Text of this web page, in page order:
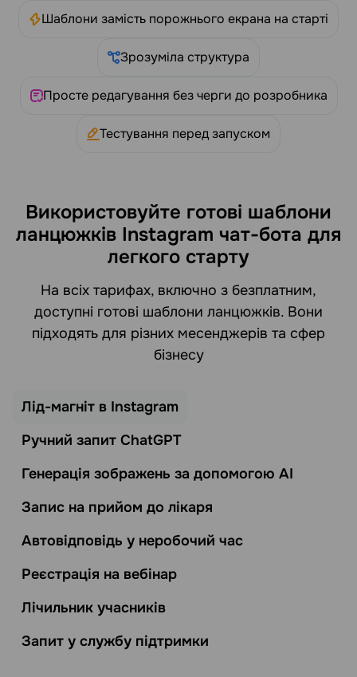
Шаблони замість порожнього екрана на старті
Зрозуміла структура
Просте редагування без черги до розробника
Тестування перед запуском
Використовуйте готові шаблони
ланцюжків Instagram чат-бота для
легкого старту
На всіх тарифах, включно з безплатним,
доступні готові шаблони ланцюжків. Вони
підходять для різних месенджерів та сфер
бізнесу
Лід-магніт в Instagram
Ручний запит ChatGPT
Генерація зображень за допомогою AI
Запис на прийом до лікаря
Автовідповідь у неробочий час
Реєстрація на вебінар
Лічильник учасників
Запит у службу підтримки